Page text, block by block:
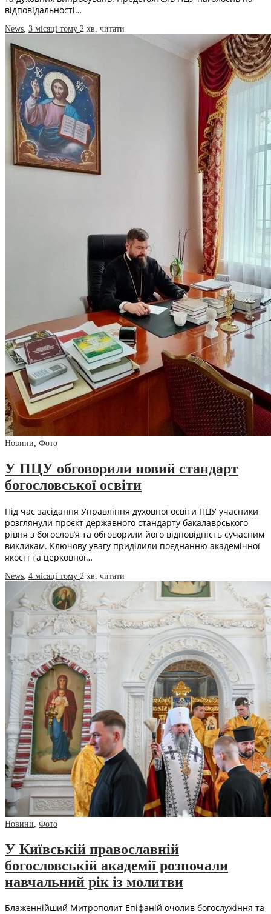
відповідальності…
News 3 місяці тому 2 хв. читати
Новини Фото
У ПЦУ обговорили новий стандарт
богословської освіти
Під час засідання Управління духовної освіти ПЦУ учасники
розглянули проєкт державного стандарту бакалаврського
рівня з богослов’я та обговорили його відповідність сучасним
викликам. Ключову увагу приділили поєднанню академічної
якості та церковної…
News 4 місяці тому 2 хв. читати
Новини Фото
У Київській православній
богословській академії розпочали
навчальний рік із молитви
Блаженнійший Митрополит Епіфаній очолив богослужіння та